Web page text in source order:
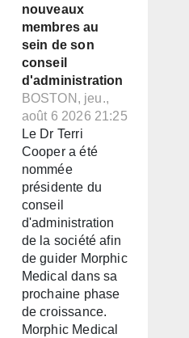
nouveaux
membres au
sein de son
conseil
d'administration
BOSTON, jeu.,
août 6 2026 21:25
Le Dr Terri
Cooper a été
nommée
présidente du
conseil
d'administration
de la société afin
de guider Morphic
Medical dans sa
prochaine phase
de croissance.
Morphic Medical